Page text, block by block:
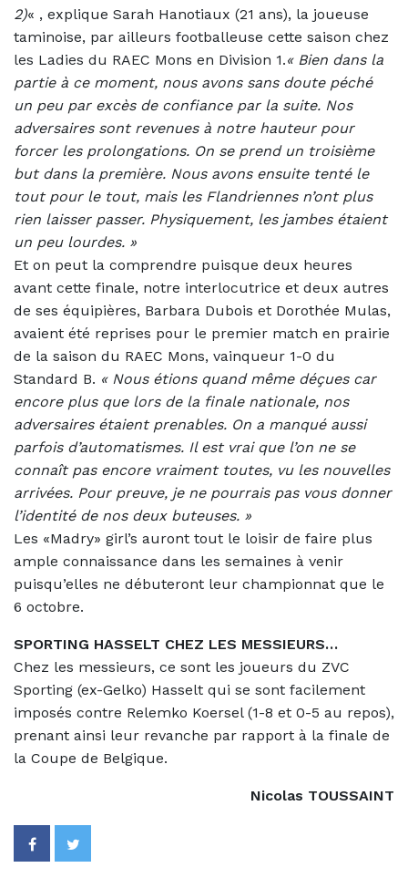
2)« , explique Sarah Hanotiaux (21 ans), la joueuse
taminoise, par ailleurs footballeuse cette saison chez
les Ladies du RAEC Mons en Division 1.« Bien dans la
partie à ce moment, nous avons sans doute péché
un peu par excès de confiance par la suite. Nos
adversaires sont revenues à notre hauteur pour
forcer les prolongations. On se prend un troisième
but dans la première. Nous avons ensuite tenté le
tout pour le tout, mais les Flandriennes n’ont plus
rien laisser passer. Physiquement, les jambes étaient
un peu lourdes. »
Et on peut la comprendre puisque deux heures
avant cette finale, notre interlocutrice et deux autres
de ses équipières, Barbara Dubois et Dorothée Mulas,
avaient été reprises pour le premier match en prairie
de la saison du RAEC Mons, vainqueur 1-0 du
Standard B. « Nous étions quand même déçues car
encore plus que lors de la finale nationale, nos
adversaires étaient prenables. On a manqué aussi
parfois d’automatismes. Il est vrai que l’on ne se
connaît pas encore vraiment toutes, vu les nouvelles
arrivées. Pour preuve, je ne pourrais pas vous donner
l’identité de nos deux buteuses. »
Les «Madry» girl’s auront tout le loisir de faire plus
ample connaissance dans les semaines à venir
puisqu’elles ne débuteront leur championnat que le
6 octobre.
SPORTING HASSELT CHEZ LES MESSIEURS…
Chez les messieurs, ce sont les joueurs du ZVC
Sporting (ex-Gelko) Hasselt qui se sont facilement
imposés contre Relemko Koersel (1-8 et 0-5 au repos),
prenant ainsi leur revanche par rapport à la finale de
la Coupe de Belgique.
Nicolas TOUSSAINT